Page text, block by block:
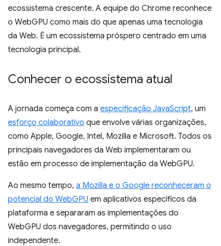
ecossistema crescente. A equipe do Chrome reconhece
o WebGPU como mais do que apenas uma tecnologia
da Web. É um ecossistema próspero centrado em uma
tecnologia principal.
Conhecer o ecossistema atual
A jornada começa com a especificação JavaScript, um
esforço colaborativo que envolve várias organizações,
como Apple, Google, Intel, Mozilla e Microsoft. Todos os
principais navegadores da Web implementaram ou
estão em processo de implementação da WebGPU.
Ao mesmo tempo, a Mozilla e o Google reconheceram o
potencial do WebGPU em aplicativos específicos da
plataforma e separaram as implementações do
WebGPU dos navegadores, permitindo o uso
independente.